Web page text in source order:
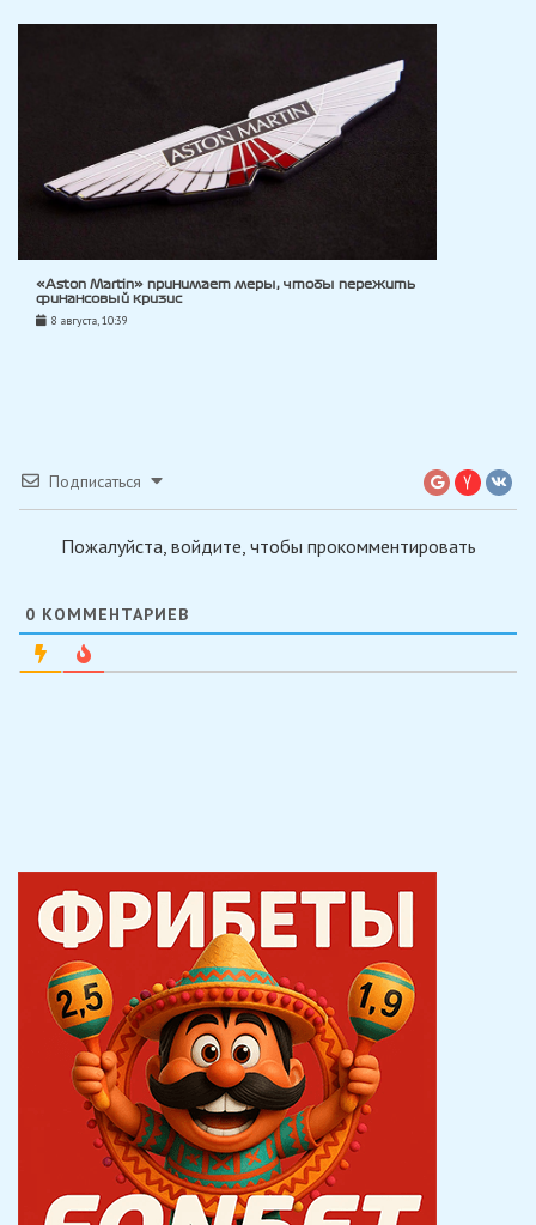
«Aston Martin» принимает меры, чтобы пережить
финансовый кризис
8 августа, 10:39
Подписаться
Пожалуйста, войдите, чтобы прокомментировать
0 КОММЕНТАРИЕВ